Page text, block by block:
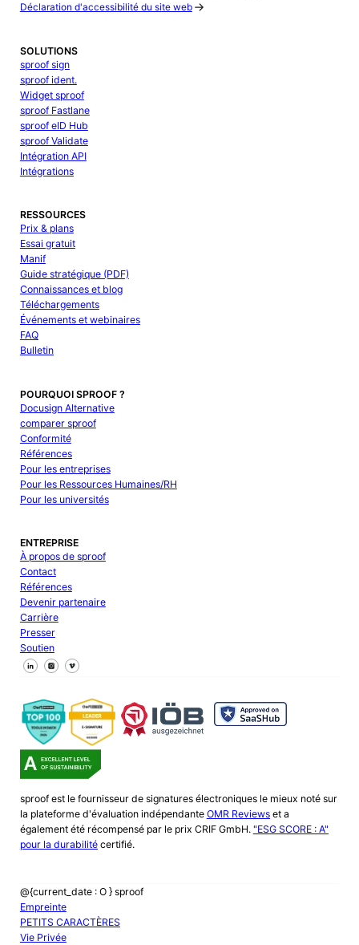
Déclaration d'accessibilité du site web
SOLUTIONS
sproof sign
sproof ident.
Widget sproof
sproof Fastlane
sproof eID Hub
sproof Validate
Intégration API
Intégrations
RESSOURCES
Prix & plans
Essai gratuit
Manif
Guide stratégique (PDF)
Connaissances et blog
Téléchargements
Événements et webinaires
FAQ
Bulletin
POURQUOI SPROOF ?
Docusign Alternative
comparer sproof
Conformité
Références
Pour les entreprises
Pour les Ressources Humaines/RH
Pour les universités
ENTREPRISE
À propos de sproof
Contact
Références
Devenir partenaire
Carrière
Presser
Soutien
Suivez-nous sur Facebook
Suivez-nous sur X
Suivez-nous sur LinkedIn
sproof est le fournisseur de signatures électroniques le mieux noté sur
la plateforme d'évaluation indépendante OMR Reviewset a
également été récompensé par le prix CRIF GmbH. "ESG SCORE : A"
pour la durabilitécertifié.
@{current_date : O } sproof
Empreinte
PETITS CARACTÈRES
Vie Privée